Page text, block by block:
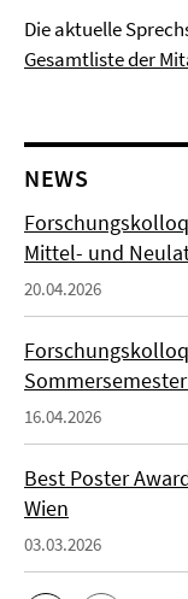
Die aktuelle
Gesamtliste der
NEWS
Mittel- und
20.04.2026
16.04.2026
Best Poster
Wien
03.03.2026